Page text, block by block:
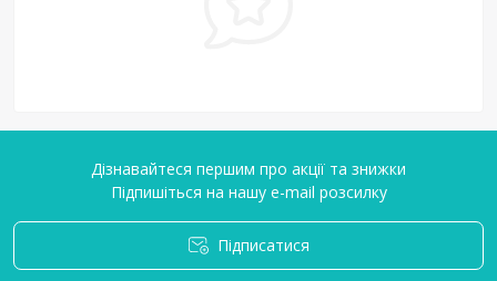
Дізнавайтеся першим про акції та знижки
Підпишіться на нашу e-mail розсилку
Підписатися